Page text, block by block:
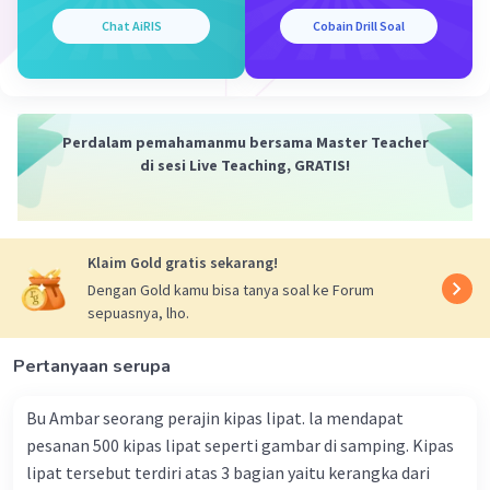
2x + 3y + 2z = 130–
-y - z = -40
Subtitusi persamaan (4) ke persamaan (5) untuk
mencari nilai y :
2y = 40 + 20
2y = 60
y =60/2 = 30
Nilaiy adalah 30
Subtitusi y = 30 ke persamaan (4) untuk mencari
z = -20 + y
z = -20 + 30
z = 10
Chat AiRIS Cobain Drill Soal
Perdalam pemahamanmu bersama Master Teacher
di sesi Live Teaching, GRATIS!
Klaim Gold gratis sekarang!
Dengan Gold kamu bisa tanya soal ke Forum
sepuasnya, lho.
Pertanyaan serupa
Bu Ambar seorang perajin kipas lipat. la mendapat
pesanan 500 kipas lipat seperti gambar di samping. Kipas
lipat tersebut terdiri atas 3 bagian yaitu kerangka dari